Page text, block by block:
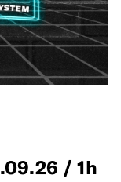
/ 1h